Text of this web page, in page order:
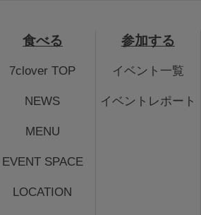
食べる
7clover TOP
NEWS
MENU
EVENT SPACE
LOCATION
参加する
イベント一覧
イベントレポート